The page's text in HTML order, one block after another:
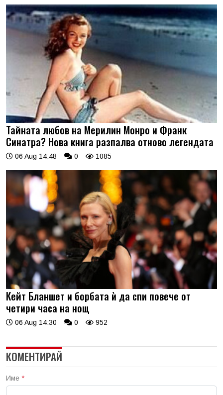
Тайната любов на Мерилин Монро и Франк
Синатра? Нова книга разпалва отново легендата
06 Aug 14:48 0 1085
Кейт Бланшет и борбата ѝ да спи повече от
четири часа на нощ
06 Aug 14:30 0 952
КОМЕНТИРАЙ
Име *